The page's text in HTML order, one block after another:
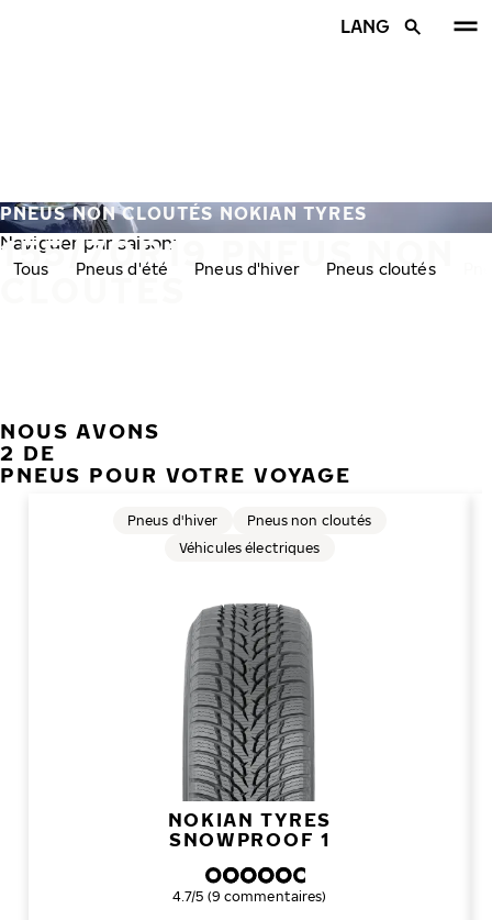
LANG
155/70R19 PNEUS NON
CLOUTÉS
PNEUS NON CLOUTÉS NOKIAN TYRES
Naviguer par saison:
Tous Pneus d'été Pneus d'hiver Pneus cloutés
NOUS AVONS
2 DE
PNEUS POUR VOTRE VOYAGE
NOKIAN TYRES
SNOWPROOF 1
Pneus d'hiver
Pneus non cloutés
Véhicules électriques
Note globale
4.7/5 (9 commentaires)